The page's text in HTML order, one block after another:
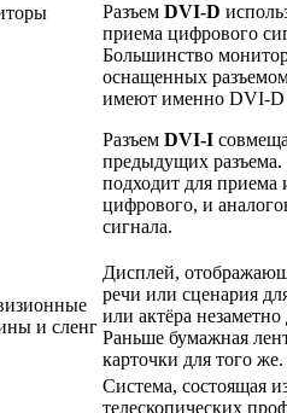
Разъем DVI-D
приема цифрового
Большинство
оснащенных
имеют именно DVI-D
Разъем DVI-I
предыдущих
подходит для приема
цифрового, и
сигнала.
и сленг
Дисплей,
речи или сценария
или актёра незаметно
Раньше бумажная
карточки для того же.
Система, состоящая
телескопических